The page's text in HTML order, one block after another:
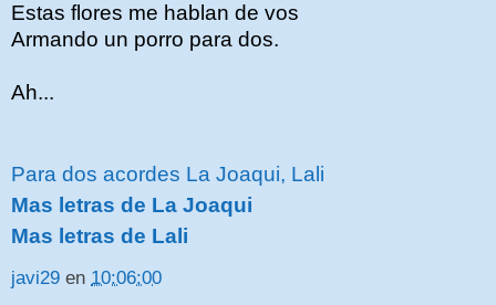
Estas flores me hablan de vos
Armando un porro para dos.
Ah...
Para dos acordes La Joaqui, Lali
Mas letras de La Joaqui
Mas letras de Lali
javi29 en 10:06:00